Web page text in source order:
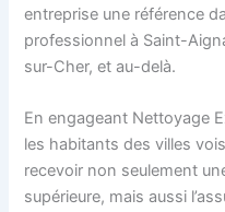
entreprise une référence
professionnel à Saint-
sur-Cher, et au-delà.
En engageant Nettoyage
les habitants des villes
recevoir non seulement
supérieure, mais aussi